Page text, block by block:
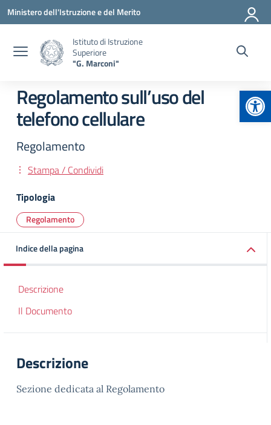
Vai ai contenuti
Vai al menu di navigazione
Vai al footer
Ministero dell'Istruzione e del Merito
Istituto di Istruzione
Superiore
"G. Marconi"
Regolamento sull’uso del
telefono cellulare
Regolamento
Stampa / Condividi
Tipologia
Regolamento
Indice della pagina
Descrizione
Il Documento
Descrizione
Sezione dedicata al Regolamento